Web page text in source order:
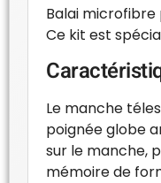
Balai microfibre
Ce kit est
Le manche
poignée globe
sur le manche,
mémoire de